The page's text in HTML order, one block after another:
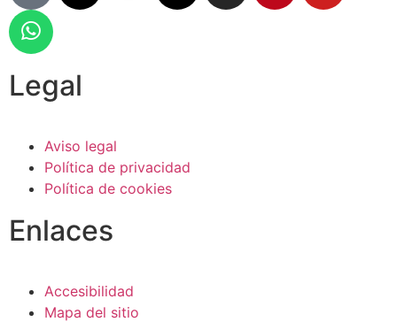
Legal
Aviso legal
Política de privacidad
Política de cookies
Enlaces
Accesibilidad
Mapa del sitio